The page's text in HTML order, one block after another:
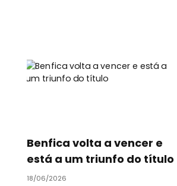
Benfica volta a vencer e
está a um triunfo do título
18/06/2026